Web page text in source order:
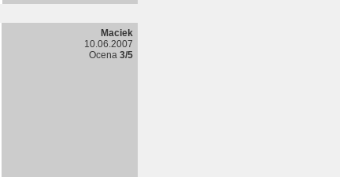
Maciek
10.06.2007
Ocena 3/5